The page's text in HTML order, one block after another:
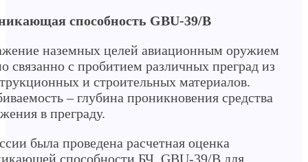
способность GBU-39/B
наземных целей авиационным оружием
связанно с пробитием различных преград из
и строительных материалов.
– глубина проникновения средства
в преграду.
была проведена расчетная оценка
способности БЧ GBU-39/B для